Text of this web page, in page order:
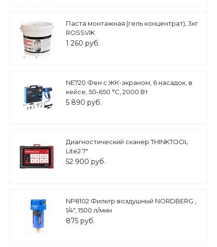
Паста монтажная (гель концентрат), 3кг
ROSSVIK
1 260 руб.
NE720 Фен с ЖК-экраном, 6 насадок, в
кейсе, 50-650 °С, 2000 Вт
5 890 руб.
Диагностический сканер THINKTOOL
Lite2 7"
52 900 руб.
NP8102 Фильтр воздушный NORDBERG ,
1/4", 1500 л/мин
875 руб.